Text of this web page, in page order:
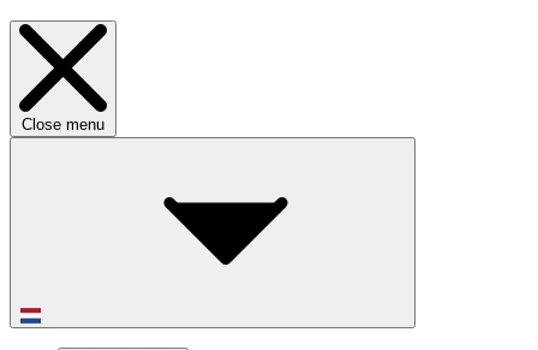
Close menu